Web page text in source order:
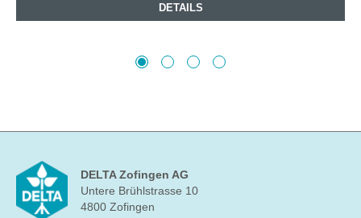
DETAILS
DELTA Zofingen AG
Untere Brühlstrasse 10
4800 Zofingen